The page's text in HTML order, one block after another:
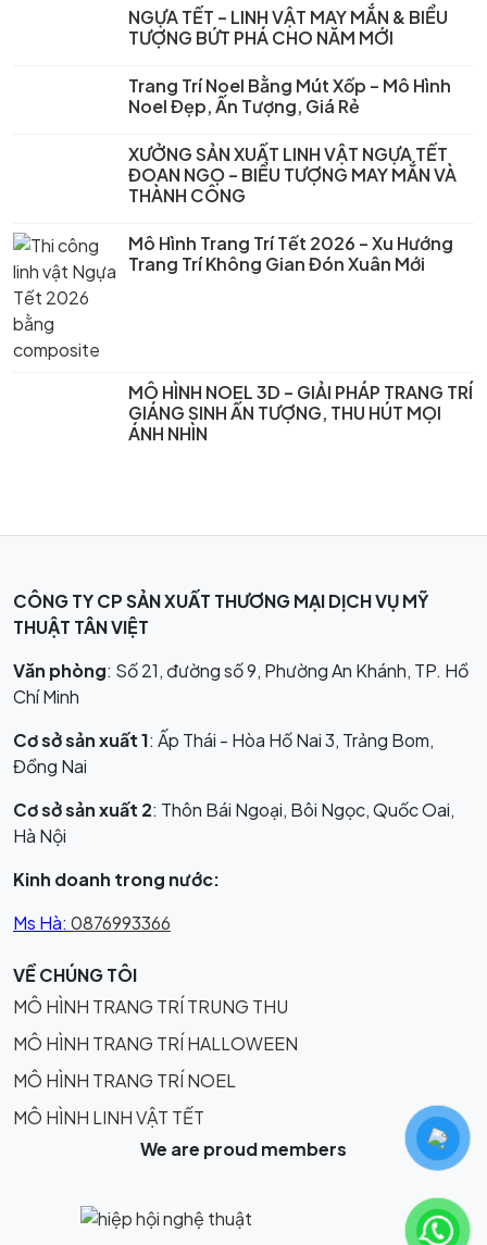
NGỰA TẾT – LINH VẬT MAY MẮN & BIỂU
TƯỢNG BỨT PHÁ CHO NĂM MỚI
Trang Trí Noel Bằng Mút Xốp – Mô Hình
Noel Đẹp, Ấn Tượng, Giá Rẻ
XƯỞNG SẢN XUẤT LINH VẬT NGỰA TẾT
ĐOAN NGỌ – BIỂU TƯỢNG MAY MẮN VÀ
THÀNH CÔNG
Mô Hình Trang Trí Tết 2026 – Xu Hướng
Trang Trí Không Gian Đón Xuân Mới
MÔ HÌNH NOEL 3D – GIẢI PHÁP TRANG TRÍ
GIÁNG SINH ẤN TƯỢNG, THU HÚT MỌI
ÁNH NHÌN
CÔNG TY CP SẢN XUẤT THƯƠNG MẠI DỊCH VỤ MỸ
THUẬT TÂN VIỆT
Văn phòng: Số 21, đường số 9, Phường An Khánh, TP. Hồ
Chí Minh
Cơ sở sản xuất 1: Ấp Thái - Hòa Hố Nai 3, Trảng Bom,
Đồng Nai
Cơ sở sản xuất 2: Thôn Bái Ngoại, Bôi Ngọc, Quốc Oai,
Hà Nội
Kinh doanh trong nước:
Ms Hà: 0876993366
VỀ CHÚNG TÔI
MÔ HÌNH TRANG TRÍ TRUNG THU
MÔ HÌNH TRANG TRÍ HALLOWEEN
MÔ HÌNH TRANG TRÍ NOEL
MÔ HÌNH LINH VẬT TẾT
We are proud members